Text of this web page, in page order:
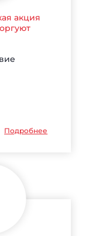
акция
Подробнее